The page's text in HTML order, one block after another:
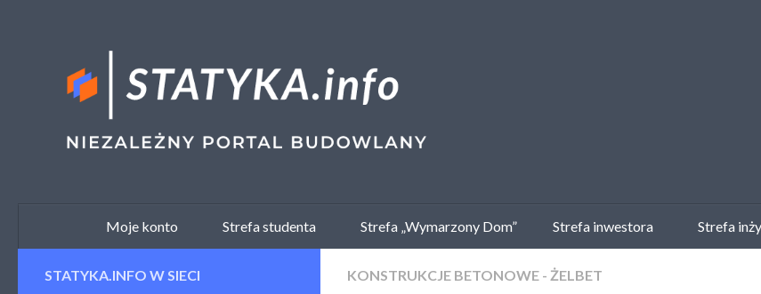
Moje konto Strefa studenta Strefa „Wymarzony Dom” Strefa inwestora Strefa
KONSTRUKCJE BETONOWE - ŻELBET
STATYKA.INFO W SIECI